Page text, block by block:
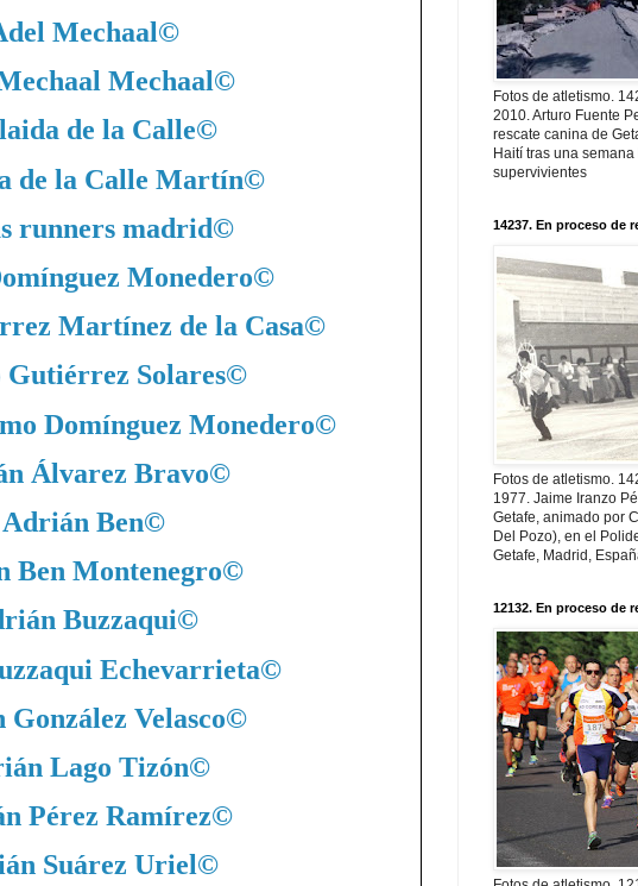
Mechaal©
Mechaal©
de la Calle©
de la Calle Martín©
runners madrid©
Monedero©
Martínez de la Casa©
Solares©
Domínguez Monedero©
Álvarez Bravo©
Adrián Ben©
Ben Montenegro©
Buzzaqui©
Echevarrieta©
Velasco©
Lago Tizón©
Pérez Ramírez©
Suárez Uriel©
Fotos de atletismo.
2010. Arturo Fuente
rescate canina de
Haití tras una
supervivientes
14237. En proceso de
Fotos de atletismo.
1977. Jaime Iranzo
Getafe, animado por
Del Pozo), en el
Getafe, Madrid,
12132. En proceso de